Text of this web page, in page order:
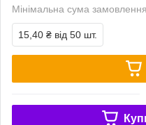
Мінімальна сума
15,40 ₴ від 50 шт.